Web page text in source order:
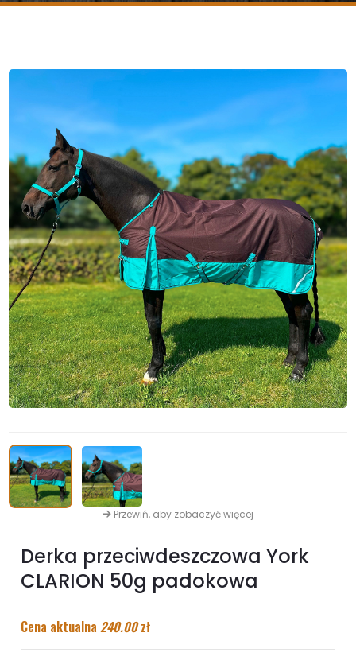
Przewiń, aby zobaczyć więcej
Derka przeciwdeszczowa York
CLARION 50g padokowa
Cena aktualna 240.00zł